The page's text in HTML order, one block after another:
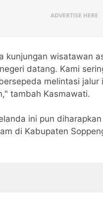
kunjungan wisatawan
datang. Kami
melintasi
tambah Kasmawati.
ini pun
di Kabupaten